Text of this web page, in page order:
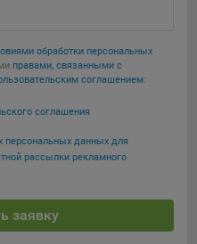
можно ознакомиться,
основных браузеров:
умолчанию
обработки персональных
правами, связанными с
соглашением:
соглашения
персональных данных для
рассылки рекламного
заявку